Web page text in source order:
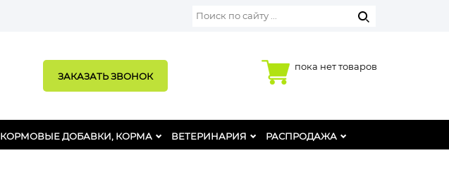
ЗАКАЗАТЬ ЗВОНОК
пока нет товаров
КОРМОВЫЕ ДОБАВКИ, КОРМА ВЕТЕРИНАРИЯ РАСПРОДАЖА